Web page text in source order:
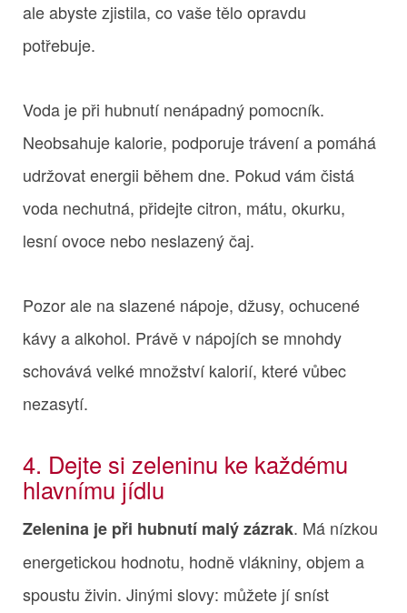
ale abyste zjistila, co vaše tělo opravdu
potřebuje.
Voda je při hubnutí nenápadný pomocník.
Neobsahuje kalorie, podporuje trávení a pomáhá
udržovat energii během dne. Pokud vám čistá
voda nechutná, přidejte citron, mátu, okurku,
lesní ovoce nebo neslazený čaj.
Pozor ale na slazené nápoje, džusy, ochucené
kávy a alkohol. Právě v nápojích se mnohdy
schovává velké množství kalorií, které vůbec
nezasytí.
4. Dejte si zeleninu ke každému
hlavnímu jídlu
Zelenina je při hubnutí malý zázrak. Má nízkou
energetickou hodnotu, hodně vlákniny, objem a
spoustu živin. Jinými slovy: můžete jí sníst